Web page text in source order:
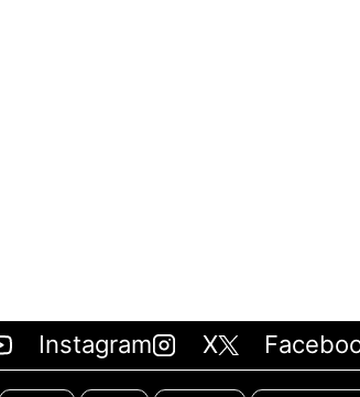
X
Instagram